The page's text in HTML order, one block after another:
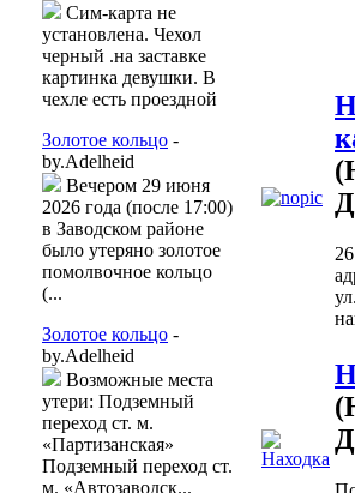
Сим-карта не
установлена. Чехол
черный .на заставке
картинка девушки. В
чехле есть проездной
Золотое кольцо -
by.Adelheid
Вечером 29 июня
2026 года (после 17:00)
в Заводском районе
было утеряно золотое
помолвочное кольцо
(...
Золотое кольцо -
by.Adelheid
Возможные места
утери: Подземный
переход ст. м.
«Партизанская»
Подземный переход ст.
м. «Автозаводск...